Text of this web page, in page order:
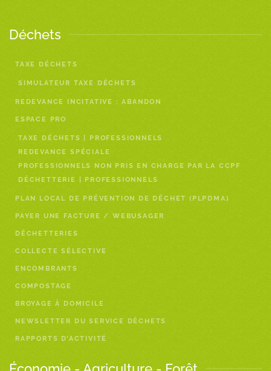
Déchets
TAXE DÉCHETS
SIMULATEUR TAXE DÉCHETS
REDEVANCE INCITATIVE : ABANDON
ESPACE PRO
TAXE DÉCHETS | PROFESSIONNELS
REDEVANCE SPÉCIALE
PROFESSIONNELS NON PRIS EN CHARGE PAR LA CCPF
DÉCHETTERIE | PROFESSIONNELS
PLAN LOCAL DE PRÉVENTION DE DÉCHET (PLPDMA)
PAYER UNE FACTURE / WEBUSAGER
DÉCHETTERIES
COLLECTE SÉLECTIVE
ENCOMBRANTS
COMPOSTAGE
BROYAGE À DOMICILE
NEWSLETTER DU SERVICE DÉCHETS
RAPPORTS D’ACTIVITÉ